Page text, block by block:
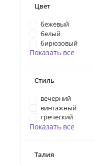
Цвет
бежевый
белый
бирюзовый
Показать все
Стиль
вечерний
винтажный
греческий
Показать все
Талия